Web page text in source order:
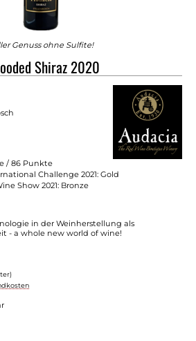
Genuss ohne Sulfite!
Shiraz 2020
/ 86 Punkte
Challenge 2021: Gold
Show 2021: Bronze
in der Weinherstellung als
- a whole new world of wine!